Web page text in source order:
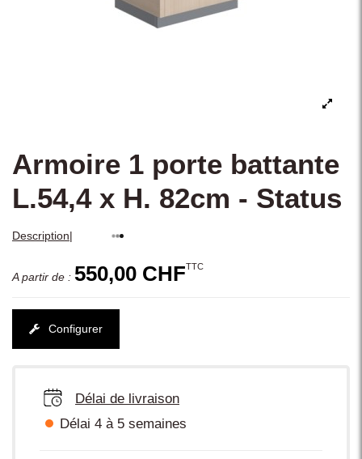
Armoire 1 porte battante
L.54,4 x H. 82cm - Status
Description|
A partir de : 550,00 CHFTTC
Configurer
Délai de livraison
Délai 4 à 5 semaines